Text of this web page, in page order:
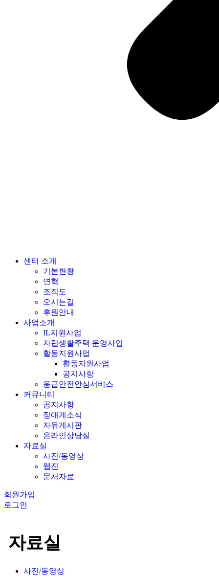
센터 소개
기본현황
연혁
조직도
오시는길
후원안내
사업소개
IL지원사업
자립생활주택 운영사업
활동지원사업
활동지원사업
공지사항
응급안전안심서비스
커뮤니티
공지사항
장애계소식
자유게시판
온라인상담실
자료실
사진/동영상
웹진
문서자료
회원가입
로그인
자료실
사진/동영상